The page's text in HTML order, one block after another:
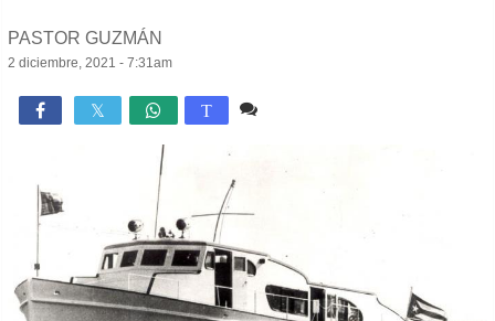
PASTOR GUZMÁN
2 diciembre, 2021 - 7:31am
 T